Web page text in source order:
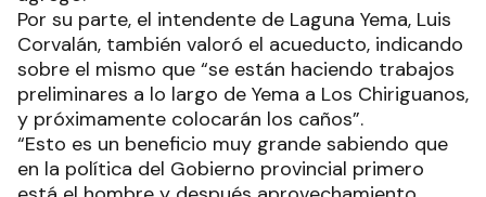
Por su parte, el intendente de Laguna Yema, Luis
Corvalán, también valoró el acueducto, indicando
sobre el mismo que “se están haciendo trabajos
preliminares a lo largo de Yema a Los Chiriguanos,
y próximamente colocarán los caños”.
“Esto es un beneficio muy grande sabiendo que
en la política del Gobierno provincial primero